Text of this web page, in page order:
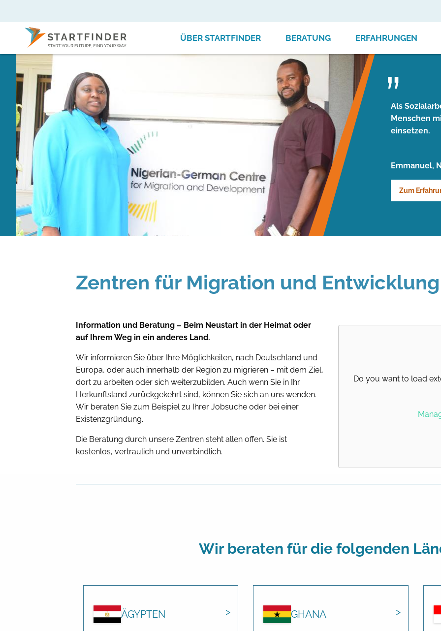
ÜBER STARTFINDER BERATUNG ERFAHRUNGEN
Als
Menschen
einsetzen.
Emmanuel,
Zum
Zentren für Migration und Entwicklung
Information und Beratung – Beim Neustart in der Heimat oder
auf Ihrem Weg in ein anderes Land.
Wir informieren Sie über Ihre Möglichkeiten, nach Deutschland und
Europa, oder auch innerhalb der Region zu migrieren – mit dem Ziel,
dort zu arbeiten oder sich weiterzubilden. Auch wenn Sie in Ihr
Herkunftsland zurückgekehrt sind, können Sie sich an uns wenden.
Wir beraten Sie zum Beispiel zu Ihrer Jobsuche oder bei einer
Existenzgründung.
Die Beratung durch unsere Zentren steht allen offen. Sie ist
kostenlos, vertraulich und unverbindlich.
Do you want to load
Wir beraten für die folgenden
ÄGYPTEN GHANA